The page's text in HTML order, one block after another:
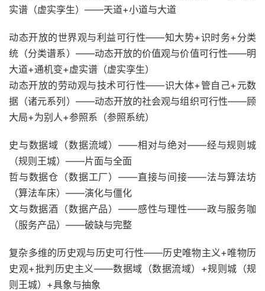
实谱（虚实孪生）——天道+小道与大道
动态开放的世界观与利益可行性——知大势+识时务+分类
统（分类谱系）——动态开放的价值观与价值可行性——明
大道+通机变+虚实谱（虚实孪生）
动态开放的劳动观与技术可行性——识大体+管自己+元数
据（诸元系列）——动态开放的社会观与组织可行性——顾
大局+为别人+参照系（参照系统）
史与数据域（数据流域）——相对与绝对——经与规则城
（规则王城）——片面与全面
哲与数据仓（数据工厂）——直接与间接——法与算法坊
（算法车床）——演化与僵化
文与数据酒（数据产品）——感性与理性——政与服务咖
（服务产品）——破缺与完整
复杂多维的历史观与历史可行性——历史唯物主义+唯物历
史观+批判历史主义——数据域（数据流域）+规则城（规
则王城）+具象与抽象